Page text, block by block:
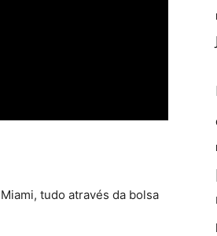
tudo através da bolsa